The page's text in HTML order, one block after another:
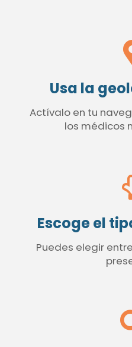
Usa la
Actívalo en tu
los médicos
Escoge el
Puedes elegir